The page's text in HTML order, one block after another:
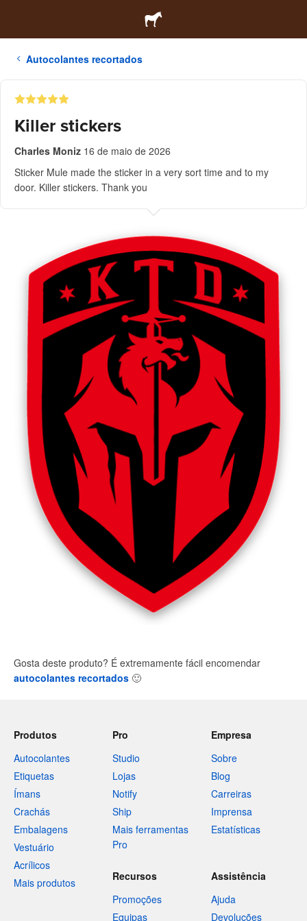
Autocolantes recortados
Killer stickers
Charles Moniz 16 de maio de 2026
Sticker Mule made the sticker in a very sort time and to my
door. Killer stickers. Thank you
Gosta deste produto? É extremamente fácil encomendar
autocolantes recortados 🙂
Produtos
Autocolantes
Etiquetas
Ímans
Crachás
Embalagens
Vestuário
Acrílicos
Mais produtos
Pro
Studio
Lojas
Notify
Ship
Mais ferramentas
Pro
Empresa
Sobre
Blog
Carreiras
Imprensa
Estatísticas
Recursos
Promoções
Equipas
Assistência
Ajuda
Devoluções